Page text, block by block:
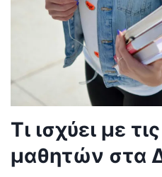
Τι ισχύει με
μαθητών στα